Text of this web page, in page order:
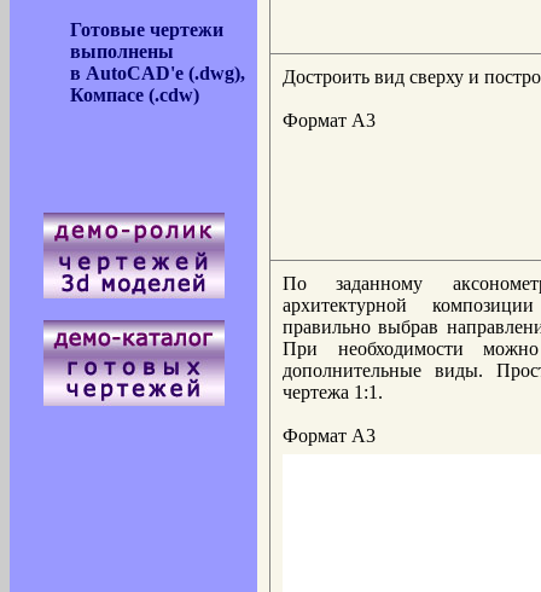
Готовые чертежи
выполнены
в AutoCAD'е (.dwg),
Компасе (.cdw)
Достроить вид сверху и
Формат А3
По заданному
архитектурной
правильно выбрав
При необходимости
дополнительные виды.
чертежа 1:1.
Формат А3